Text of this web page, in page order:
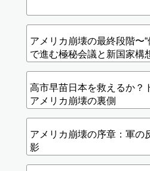
アメリカ崩壊の最終段階〜
で進む極秘会議と新国家構
高市早苗日本を救えるか？
アメリカ崩壊の裏側
アメリカ崩壊の序章：軍の
影